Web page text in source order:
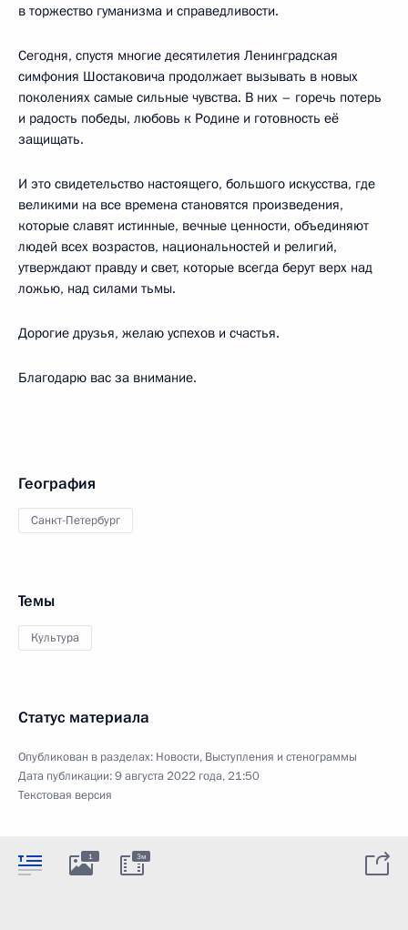
в торжество гуманизма и справедливости.
Сегодня, спустя многие десятилетия Ленинградская
симфония Шостаковича продолжает вызывать в новых
поколениях самые сильные чувства. В них – горечь потерь
и радость победы, любовь к Родине и готовность её
защищать.
И это свидетельство настоящего, большого искусства, где
великими на все времена становятся произведения,
которые славят истинные, вечные ценности, объединяют
людей всех возрастов, национальностей и религий,
утверждают правду и свет, которые всегда берут верх над
ложью, над силами тьмы.
Дорогие друзья, желаю успехов и счастья.
Благодарю вас за внимание.
География
Санкт-Петербург
Темы
Культура
Статус материала
Опубликован в разделах: Новости, Выступления и стенограммы
Дата публикации:9 августа 2022 года, 21:50
Текстовая версия
1 3м